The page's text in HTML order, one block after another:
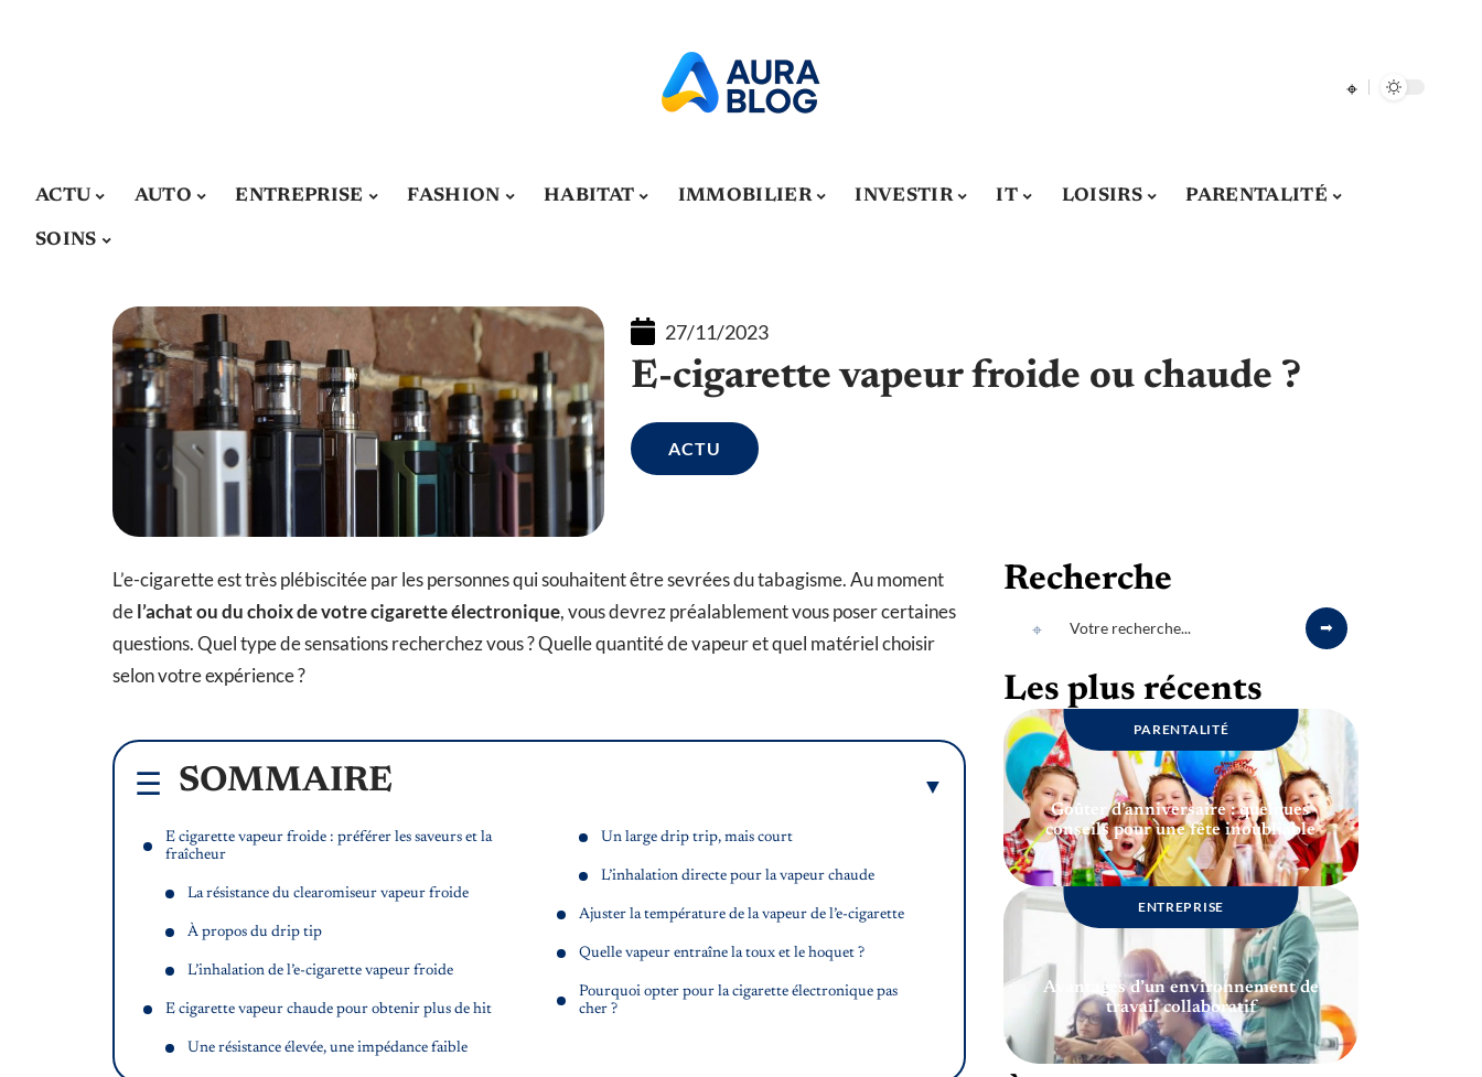
ACTU AUTO ENTREPRISE FASHION HABITAT IMMOBILIER INVESTIR IT LOISIRS PARENTALITÉ
SOINS
27/11/2023
E-cigarette vapeur froide ou chaude ?
ACTU
L’e-cigarette est très plébiscitée par les personnes qui souhaitent être sevrées du tabagisme. Au moment
del’achat ou du choix de votre cigarette électronique, vous devrez préalablement vous poser certaines
questions. Quel type de sensations recherchez vous ? Quelle quantité de vapeur et quel matériel choisir
selon votre expérience ?
SOMMAIRE
E cigarette vapeur froide : préférer les saveurs et la
fraîcheur
La résistance du clearomiseur vapeur froide
À propos du drip tip
L’inhalation de l’e-cigarette vapeur froide
E cigarette vapeur chaude pour obtenir plus de hit
Une résistance élevée, une impédance faible
Un large drip trip, mais court
L’inhalation directe pour la vapeur chaude
Ajuster la température de la vapeur de l’e-cigarette
Quelle vapeur entraîne la toux et le hoquet ?
Pourquoi opter pour la cigarette électronique pas
cher ?
Recherche
Les plus récents
PARENTALITÉ
Goûter d’anniversaire : quelques
conseils pour une fête inoubliable
ENTREPRISE
Avantages d’un environnement de
travail collaboratif